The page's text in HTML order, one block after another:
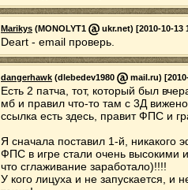
Marikys (MONOLYT1 ukr.net) [2010-10-13
Deart - email проверь.
dangerhawk (dlebedev1980 mail.ru)
Есть 2 патча, тот, который был
мб и правил что-то там с 3Д
ссылка есть здесь, правит ФПС и
Я сначала поставил 1-й, никакого
ФПС в игре стали очень высокими
что сглаживание заработало)!!!!
У кого лицуха и не запускается, и